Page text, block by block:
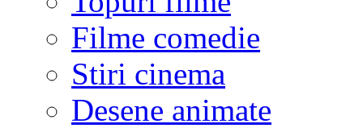
Filme comedie
Stiri cinema
Desene animate